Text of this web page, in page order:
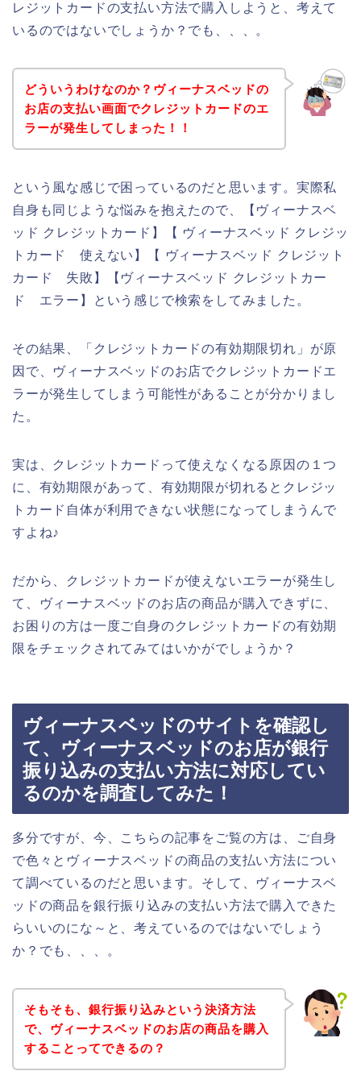
レジットカードの支払い方法で購入しようと、考えて
いるのではないでしょうか？でも、、、。
どういうわけなのか？ヴィーナスベッドの
お店の支払い画面でクレジットカードのエ
ラーが発生してしまった！！
という風な感じで困っているのだと思います。実際私
自身も同じような悩みを抱えたので、【ヴィーナスベ
ッド クレジットカード】【 ヴィーナスベッド クレジッ
トカード 使えない】【 ヴィーナスベッド クレジット
カード 失敗】【ヴィーナスベッド クレジットカー
ド エラー】という感じで検索をしてみました。
その結果、「クレジットカードの有効期限切れ」が原
因で、ヴィーナスベッドのお店でクレジットカードエ
ラーが発生してしまう可能性があることが分かりまし
た。
実は、クレジットカードって使えなくなる原因の１つ
に、有効期限があって、有効期限が切れるとクレジッ
トカード自体が利用できない状態になってしまうんで
すよね♪
だから、クレジットカードが使えないエラーが発生し
て、ヴィーナスベッドのお店の商品が購入できずに、
お困りの方は一度ご自身のクレジットカードの有効期
限をチェックされてみてはいかがでしょうか？
ヴィーナスベッドのサイトを確認し
て、ヴィーナスベッドのお店が銀行
振り込みの支払い方法に対応してい
るのかを調査してみた！
多分ですが、今、こちらの記事をご覧の方は、ご自身
で色々とヴィーナスベッドの商品の支払い方法につい
て調べているのだと思います。そして、ヴィーナスベ
ッドの商品を銀行振り込みの支払い方法で購入できた
らいいのにな～と、考えているのではないでしょう
か？でも、、、。
そもそも、銀行振り込みという決済方法
で、ヴィーナスベッドのお店の商品を購入
することってできるの？